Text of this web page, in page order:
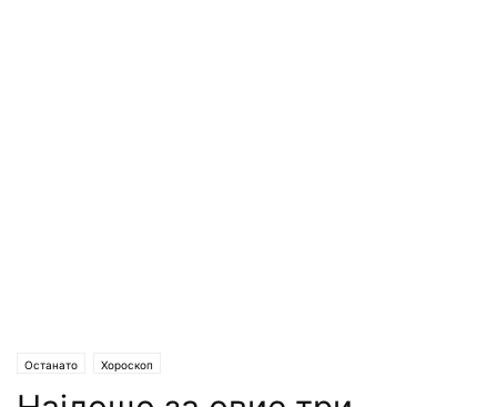
Останато Хороскоп